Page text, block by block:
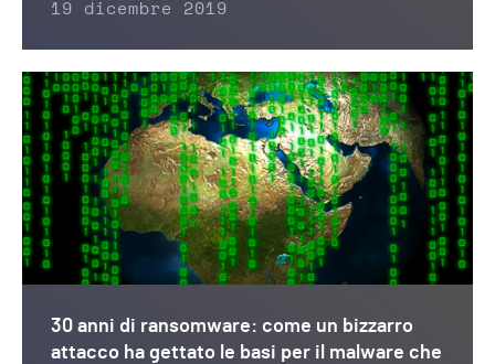
19 dicembre 2019
30 anni di ransomware: come un bizzarro
attacco ha gettato le basi per il malware che